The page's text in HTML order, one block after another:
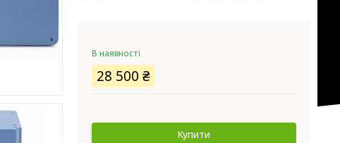
В наявності
28 500 ₴
Купити